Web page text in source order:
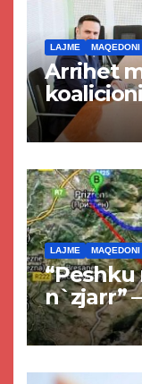
LAJME MAQEDONI
Arrihet
Kurtit
LAJME MAQEDONI
“Peshku
n`zjarr”
projekti
Tetovës